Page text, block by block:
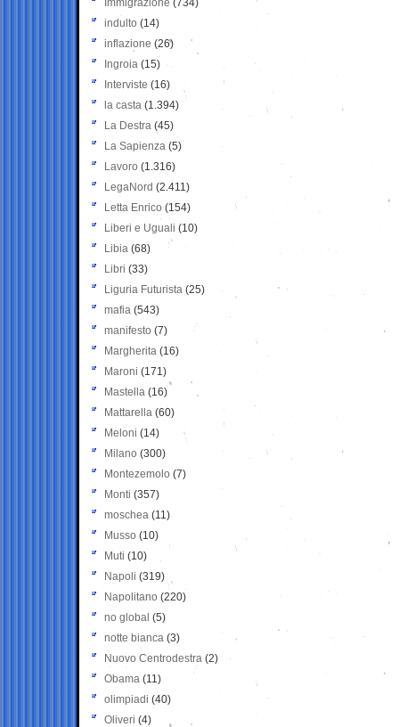
Immigrazione (734)
indulto (14)
inflazione (26)
Ingroia (15)
Interviste (16)
la casta (1.394)
La Destra (45)
La Sapienza (5)
Lavoro (1.316)
LegaNord (2.411)
Letta Enrico (154)
Liberi e Uguali (10)
Libia (68)
Libri (33)
Liguria Futurista (25)
mafia (543)
manifesto (7)
Margherita (16)
Maroni (171)
Mastella (16)
Mattarella (60)
Meloni (14)
Milano (300)
Montezemolo (7)
Monti (357)
moschea (11)
Musso (10)
Muti (10)
Napoli (319)
Napolitano (220)
no global (5)
notte bianca (3)
Nuovo Centrodestra (2)
Obama (11)
olimpiadi (40)
Oliveri (4)